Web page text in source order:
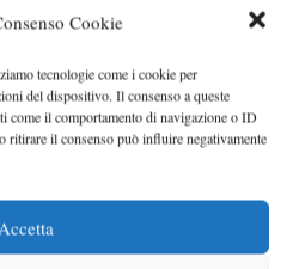
Cookie
tecnologie come i cookie per
del dispositivo. Il consenso a queste
come il comportamento di navigazione o ID
ritirare il consenso può influire negativamente
di